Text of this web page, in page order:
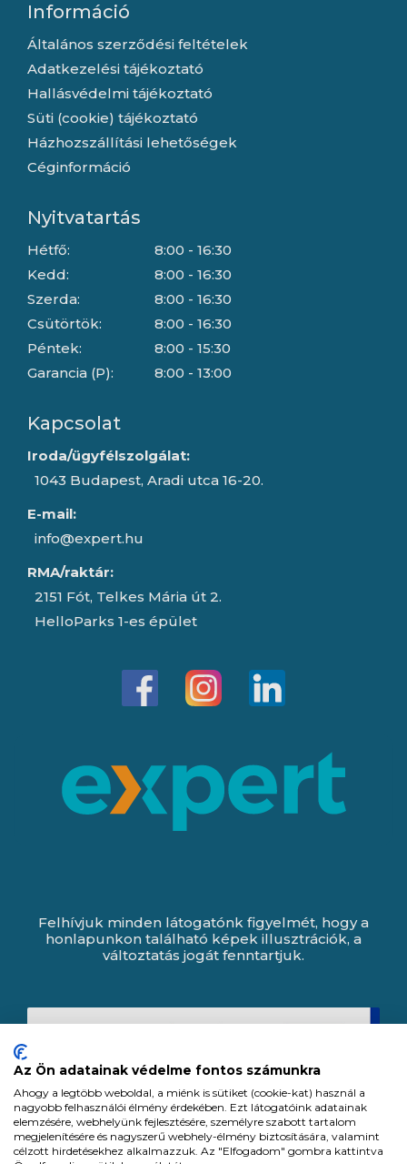
Információ
Általános szerződési feltételek
Adatkezelési tájékoztató
Hallásvédelmi tájékoztató
Süti (cookie) tájékoztató
Házhozszállítási lehetőségek
Céginformáció
Nyitvatartás
Hétfő:
Kedd:
Szerda:
Csütörtök:
Péntek:
Garancia (P):
8:00 - 16:30
8:00 - 16:30
8:00 - 16:30
8:00 - 16:30
8:00 - 15:30
8:00 - 13:00
Kapcsolat
Iroda/ügyfélszolgálat:
1043 Budapest, Aradi utca 16-20.
E-mail:
info@expert.hu
RMA/raktár:
2151 Fót, Telkes Mária út 2.
HelloParks 1-es épület
Felhívjuk minden látogatónk figyelmét, hogy a
honlapunkon található képek illusztrációk, a
változtatás jogát fenntartjuk.
Az Ön adatainak védelme fontos számunkra
Ahogy a legtöbb weboldal, a miénk is sütiket (cookie-kat) használ a
nagyobb felhasználói élmény érdekében. Ezt látogatóink adatainak
elemzésére, webhelyünk fejlesztésére, személyre szabott tartalom
megjelenítésére és nagyszerű webhely-élmény biztosítására, valamint
célzott hirdetésekhez alkalmazzuk. Az "Elfogadom" gombra kattintva